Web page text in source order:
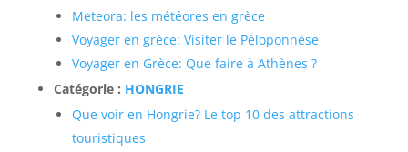
Meteora: les météores en grèce
Voyager en grèce: Visiter le Péloponnèse
Voyager en Grèce: Que faire à Athènes ?
Catégorie : HONGRIE
Que voir en Hongrie? Le top 10 des attractions
touristiques